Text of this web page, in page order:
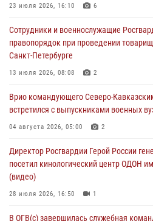
проходит в Сибири
09 августа 2026, 04:00 5
Росгвардейцы провели патриотическое
08 августа 2026, 14:10 3
В ЛНР росгвардейцы провели
08 августа 2026, 13:00
23 июля 2026, 16:10 6
Сотрудники и военнослужащие
правопорядок при проведении
Санкт-Петербурге
13 июля 2026, 08:08 2
Врио командующего Северо-
встретился с выпускниками военных
04 августа 2026, 05:00 2
Директор Росгвардии Герой России
посетил кинологический центр ОДОН
(видео)
28 июля 2026, 16:50 1
В ОГВ(с) завершилась служебная